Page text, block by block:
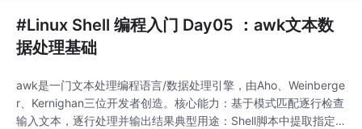
#Linux Shell 编程入门 Day05 ：awk文本数
据处理基础
awk是一门文本处理编程语言/数据处理引擎，由Aho、Weinberge
r、Kernighan三位开发者创造。核心能力：基于模式匹配逐行检查
输入文本，逐行处理并输出结果典型用途：Shell脚本中提取指定